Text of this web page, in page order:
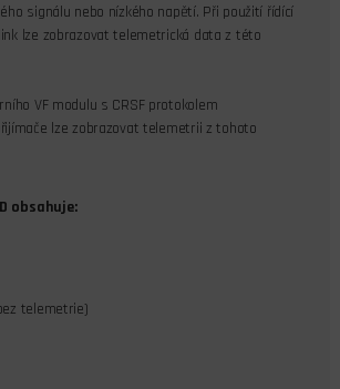
signálu nebo nízkého napětí. Při použití řídící
lze zobrazovat telemetrická data z této
VF modulu s CRSF protokolem
lze zobrazovat telemetrii z tohoto
obsahuje:
telemetrie)